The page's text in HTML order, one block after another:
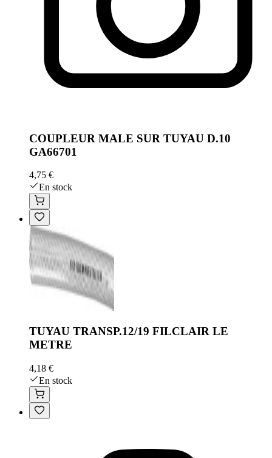
COUPLEUR MALE SUR TUYAU D.10
GA66701
4,75 €
En stock
TUYAU TRANSP.12/19 FILCLAIR LE
METRE
4,18 €
En stock